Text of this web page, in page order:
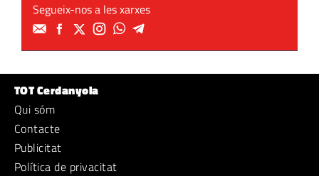
Segueix-nos a les xarxes
TOT Cerdanyola
Qui sóm
Contacte
Publicitat
Política de privacitat